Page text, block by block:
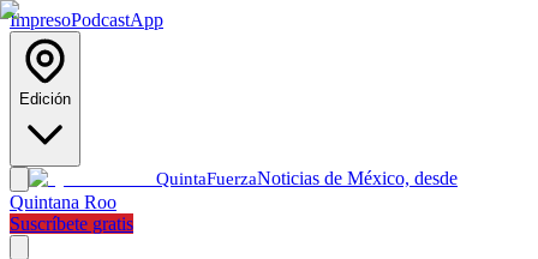
ImpresoPodcastApp
Edición
QuintaFuerzaNoticias de México, desde
Quintana Roo
Suscríbete gratis